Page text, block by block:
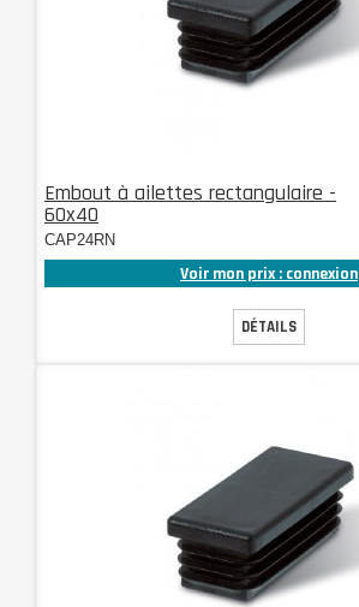
Embout à ailettes rectangulaire -
60x40
CAP24RN
Voir mon prix : connexion
DÉTAILS